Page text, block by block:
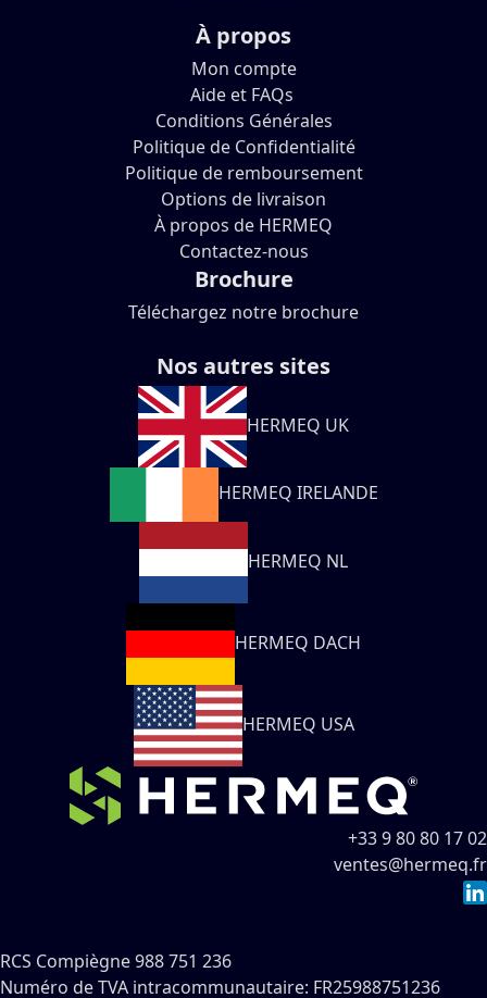
À propos
Mon compte
Aide et FAQs
Conditions Générales
Politique de Confidentialité
Politique de remboursement
Options de livraison
À propos de HERMEQ
Contactez-nous
Brochure
Téléchargez notre brochure
Nos autres sites
HERMEQ UK
HERMEQ IRELANDE
HERMEQ NL
HERMEQ DACH
HERMEQ USA
+33 9 80 80 17 02
ventes@hermeq.fr
RCS Compiègne 988 751 236
Numéro de TVA intracommunautaire: FR25988751236